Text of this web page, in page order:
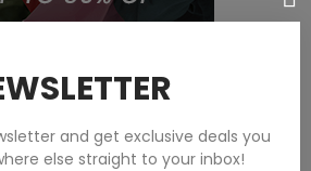
and get exclusive deals you
else straight to your inbox!